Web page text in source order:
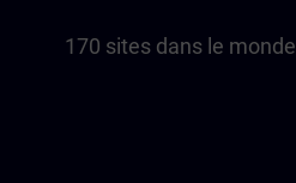
170 sites dans le monde